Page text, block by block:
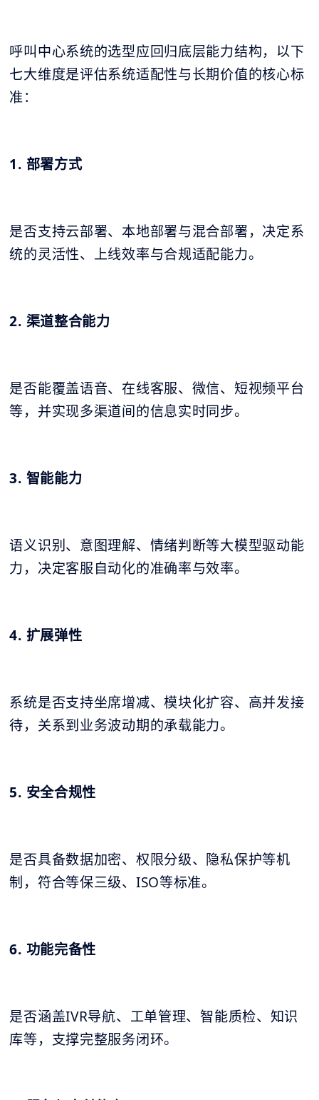
呼叫中心系统的选型应回归底层能力结构，以下
七大维度是评估系统适配性与长期价值的核心标
准：
1. 部署方式
是否支持云部署、本地部署与混合部署，决定系
统的灵活性、上线效率与合规适配能力。
2. 渠道整合能力
是否能覆盖语音、在线客服、微信、短视频平台
等，并实现多渠道间的信息实时同步。
3. 智能能力
语义识别、意图理解、情绪判断等大模型驱动能
力，决定客服自动化的准确率与效率。
4. 扩展弹性
系统是否支持坐席增减、模块化扩容、高并发接
待，关系到业务波动期的承载能力。
5. 安全合规性
是否具备数据加密、权限分级、隐私保护等机
制，符合等保三级、ISO等标准。
6. 功能完备性
是否涵盖IVR导航、工单管理、智能质检、知识
库等，支撑完整服务闭环。